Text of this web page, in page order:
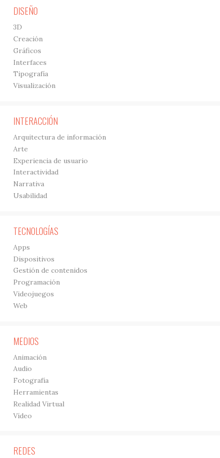
DISEÑO
3D
Creación
Gráficos
Interfaces
Tipografía
Visualización
INTERACCIÓN
Arquitectura de información
Arte
Experiencia de usuario
Interactividad
Narrativa
Usabilidad
TECNOLOGÍAS
Apps
Dispositivos
Gestión de contenidos
Programación
Videojuegos
Web
MEDIOS
Animación
Audio
Fotografía
Herramientas
Realidad Virtual
Vídeo
REDES